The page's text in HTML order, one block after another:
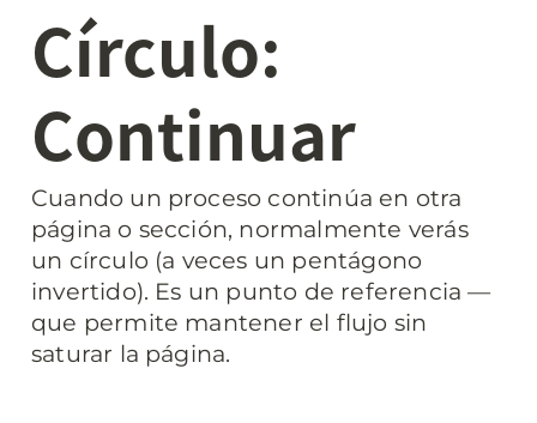
Círculo:
Continuar
Cuando un proceso continúa en otra
página o sección, normalmente verás
un círculo (a veces un pentágono
invertido). Es un punto de referencia —
que permite mantener el flujo sin
saturar la página.